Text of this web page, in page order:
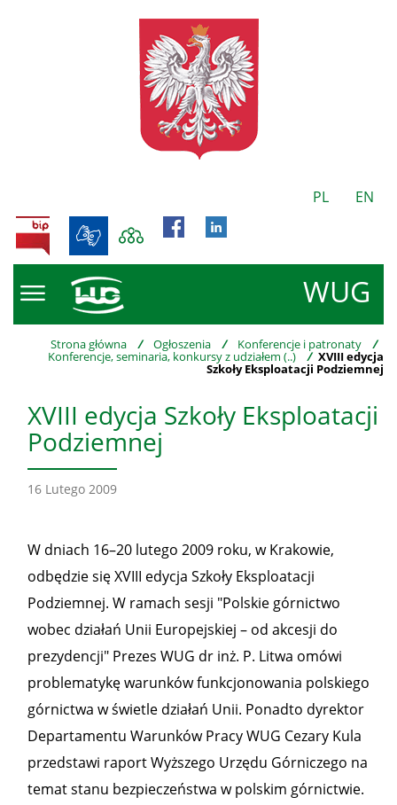
PL EN
WUG
BIP
Strona główna / Ogłoszenia / Konferencje i patronaty /
Konferencje, seminaria, konkursy z udziałem (..) / XVIII edycja
Szkoły Eksploatacji Podziemnej
XVIII edycja Szkoły Eksploatacji
Podziemnej
16 Lutego 2009
W dniach 16–20 lutego 2009 roku, w Krakowie,
odbędzie się XVIII edycja Szkoły Eksploatacji
Podziemnej. W ramach sesji "Polskie górnictwo
wobec działań Unii Europejskiej – od akcesji do
prezydencji" Prezes WUG dr inż. P. Litwa omówi
problematykę warunków funkcjonowania polskiego
górnictwa w świetle działań Unii. Ponadto dyrektor
Departamentu Warunków Pracy WUG Cezary Kula
przedstawi raport Wyższego Urzędu Górniczego na
temat stanu bezpieczeństwa w polskim górnictwie.